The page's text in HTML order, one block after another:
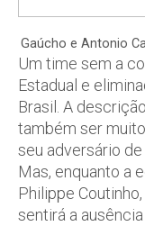
Gaúcho e Antonio
Um time sem a
Estadual e
Brasil. A
também ser
seu adversário de
Mas, enquanto a
Philippe
sentirá a